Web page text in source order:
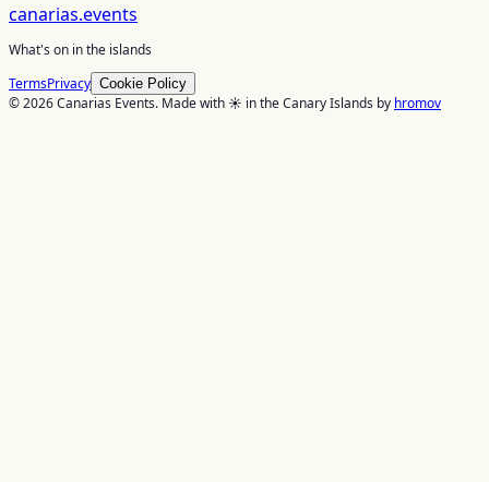
canarias.events
What's on in the islands
TermsPrivacy Cookie Policy
© 2026 Canarias Events. Made with ☀️ in the Canary Islands by hromov